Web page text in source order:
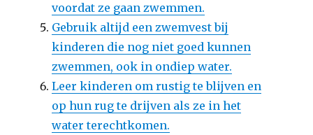
voordat ze gaan zwemmen.
Gebruik altijd een zwemvest bij
kinderen die nog niet goed kunnen
zwemmen, ook in ondiep water.
Leer kinderen om rustig te blijven en
op hun rug te drijven als ze in het
water terechtkomen.